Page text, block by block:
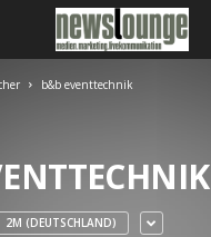
b&b eventtechnik
2M (DEUTSCHLAND)